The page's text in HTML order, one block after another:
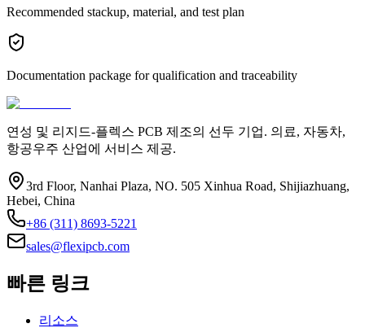
Recommended stackup, material, and test plan
Documentation package for qualification and traceability
연성 및 리지드-플렉스 PCB 제조의 선두 기업. 의료, 자동차,
항공우주 산업에 서비스 제공.
3rd Floor, Nanhai Plaza, NO. 505 Xinhua Road, Shijiazhuang,
Hebei, China
+86 (311) 8693-5221
sales@flexipcb.com
빠른 링크
리소스